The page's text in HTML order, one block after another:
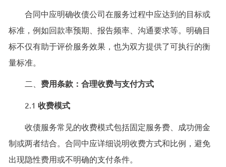
合同中应明确收债公司在服务过程中应达到的目标或
标准，例如回款率预期、报告频率、沟通要求等。明确目
标不仅有助于评价服务效果，也为双方提供了可执行的衡
量标准。
二、 费用条款：合理收费与支付方式
2.1 收费模式
收债服务常见的收费模式包括固定服务费、成功佣金
制或两者结合。合同中应详细说明收费方式和比例，避免
出现隐性费用或不明确的支付条件。